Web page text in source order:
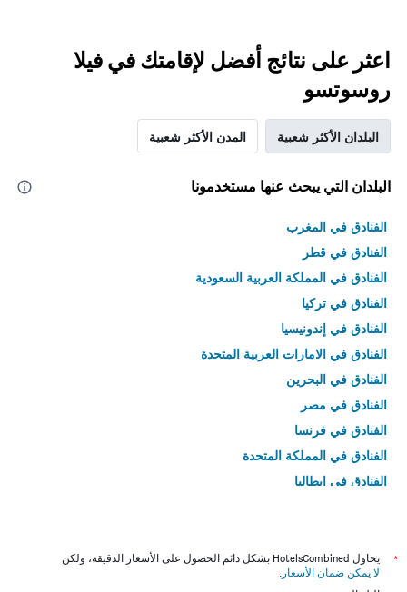
اعثر على نتائج أفضل لإقامتك في فيلا
روسوتسو
البلدان الأكثر شعبية المدن الأكثر شعبية
البلدان التي يبحث عنها مستخدمونا
الفنادق في المغرب
الفنادق في قطر
الفنادق في المملكة العربية السعودية
الفنادق في تركيا
الفنادق في إندونيسيا
الفنادق في الامارات العربية المتحدة
الفنادق في البحرين
الفنادق في مصر
الفنادق في فرنسا
الفنادق في المملكة المتحدة
الفنادق في إيطاليا
*
يحاول HotelsCombined بشكل دائم الحصول على الأسعار الدقيقة، ولكن
لا يمكن ضمان الأسعار .